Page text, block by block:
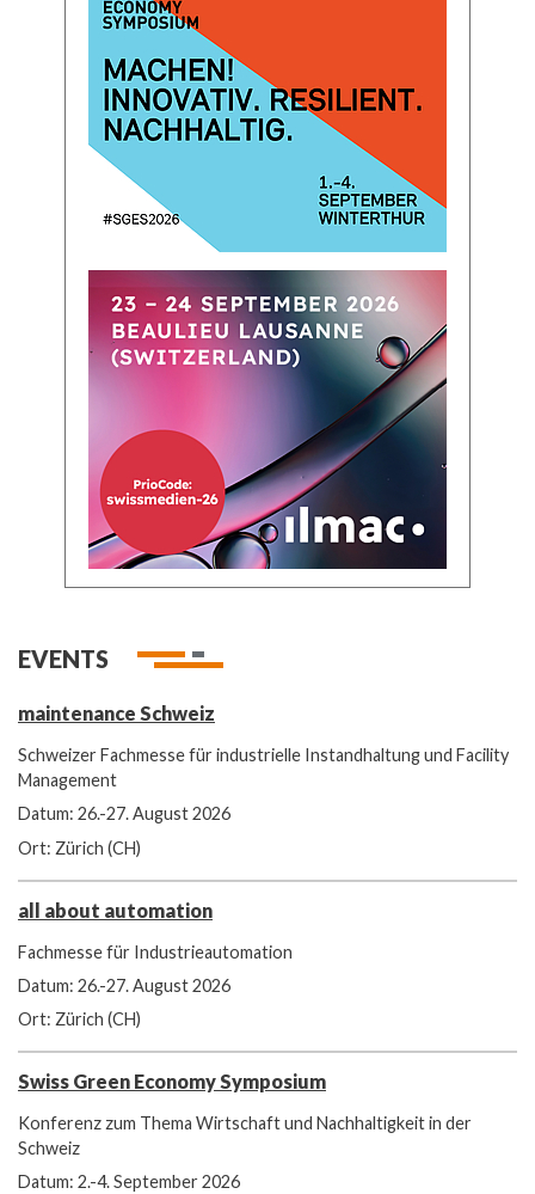
EVENTS
maintenance Schweiz
Schweizer Fachmesse für industrielle Instandhaltung und Facility
Management
Datum: 26.-27. August 2026
Ort: Zürich (CH)
all about automation
Fachmesse für Industrieautomation
Datum: 26.-27. August 2026
Ort: Zürich (CH)
Swiss Green Economy Symposium
Konferenz zum Thema Wirtschaft und Nachhaltigkeit in der
Schweiz
Datum: 2.-4. September 2026